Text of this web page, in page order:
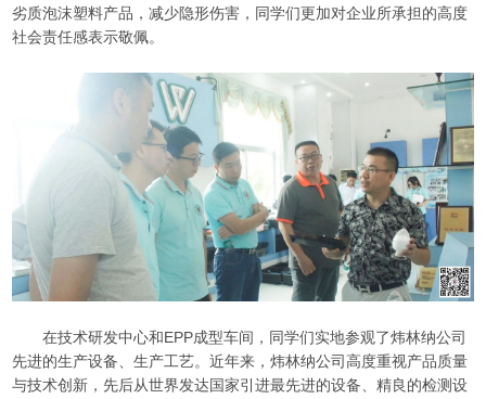
劣质泡沫塑料产品，减少隐形伤害，同学们更加对企业所承担的高度
社会责任感表示敬佩。
在技术研发中心和EPP成型车间，同学们实地参观了炜林纳公司
先进的生产设备、生产工艺。近年来，炜林纳公司高度重视产品质量
与技术创新，先后从世界发达国家引进最先进的设备、精良的检测设